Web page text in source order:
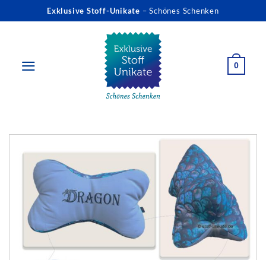
Inhalt
Exklusive Stoff-Unikate – Schönes Schenken
0